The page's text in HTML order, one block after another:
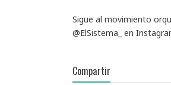
Sigue al movimiento
@ElSistema_ en
Compartir